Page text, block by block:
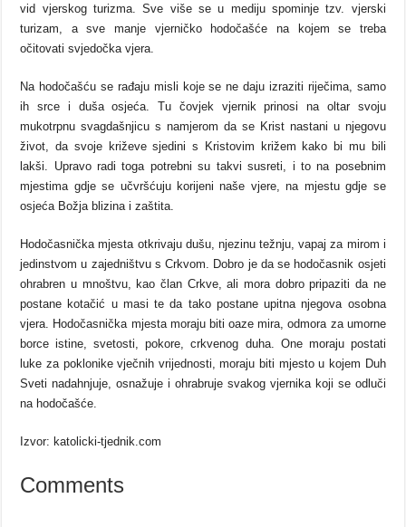
vid vjerskog turizma. Sve više se u mediju spominje tzv. vjerski
turizam, a sve manje vjerničko hodočašće na kojem se treba
očitovati svjedočka vjera.
Na hodočašću se rađaju misli koje se ne daju izraziti riječima, samo
ih srce i duša osjeća. Tu čovjek vjernik prinosi na oltar svoju
mukotrpnu svagdašnjicu s namjerom da se Krist nastani u njegovu
život, da svoje križeve sjedini s Kristovim križem kako bi mu bili
lakši. Upravo radi toga potrebni su takvi susreti, i to na posebnim
mjestima gdje se učvršćuju korijeni naše vjere, na mjestu gdje se
osjeća Božja blizina i zaštita.
Hodočasnička mjesta otkrivaju dušu, njezinu težnju, vapaj za mirom i
jedinstvom u zajedništvu s Crkvom. Dobro je da se hodočasnik osjeti
ohrabren u mnoštvu, kao član Crkve, ali mora dobro pripaziti da ne
postane kotačić u masi te da tako postane upitna njegova osobna
vjera. Hodočasnička mjesta moraju biti oaze mira, odmora za umorne
borce istine, svetosti, pokore, crkvenog duha. One moraju postati
luke za poklonike vječnih vrijednosti, moraju biti mjesto u kojem Duh
Sveti nadahnjuje, osnažuje i ohrabruje svakog vjernika koji se odluči
na hodočašće.
Izvor: katolicki-tjednik.com
Comments